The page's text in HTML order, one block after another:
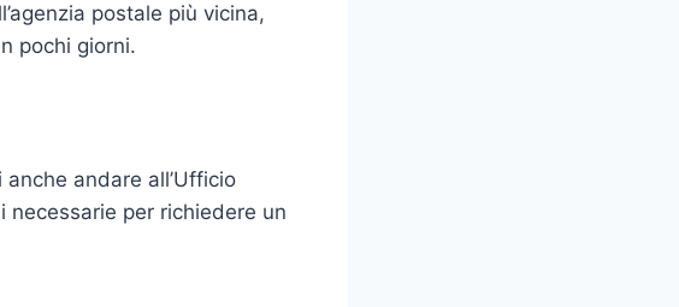
postale più vicina,
pochi giorni.
andare all’Ufficio
per richiedere un